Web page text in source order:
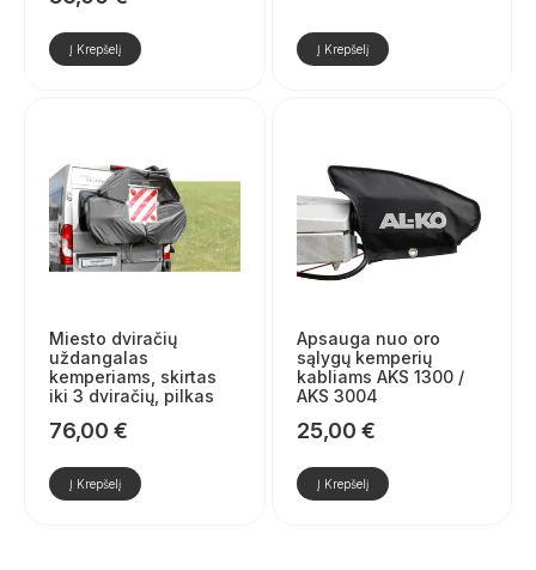
Į Krepšelį Į Krepšelį
Miesto dviračių
uždangalas
kemperiams, skirtas
iki 3 dviračių, pilkas
76,00 €
Į Krepšelį
Apsauga nuo oro
sąlygų kemperių
kabliams AKS 1300 /
AKS 3004
25,00 €
Į Krepšelį